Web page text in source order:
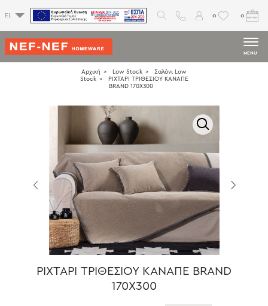
EL 0 0
MENU
Αρχική Low Stock
Σαλόνι Low
Stock
ΡΙΧΤΑΡΙ ΤΡΙΘΕΣΙΟΥ ΚΑΝΑΠΕ
BRAND 170X300
ΡΙΧΤΑΡΙ ΤΡΙΘΕΣΙΟΥ ΚΑΝΑΠΕ BRAND
170X300